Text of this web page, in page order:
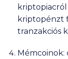
kriptopiacról
kriptopénzt
tranzakciós
Mémcoinok: